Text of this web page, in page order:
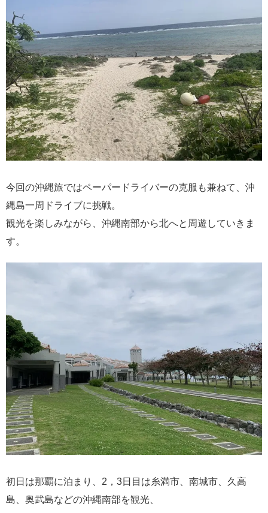
今回の沖縄旅ではペーパードライバーの克服も兼ねて、沖
縄島一周ドライブに挑戦。
観光を楽しみながら、沖縄南部から北へと周遊していきま
す。
初日は那覇に泊まり、2，3日目は糸満市、南城市、久高
島、奥武島などの沖縄南部を観光、